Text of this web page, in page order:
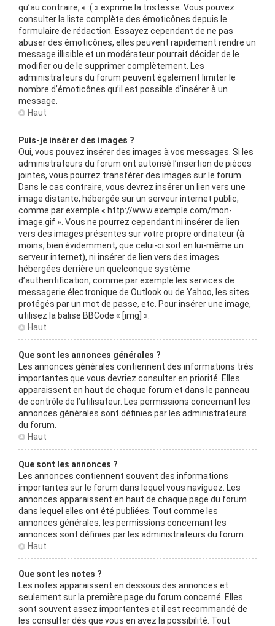
qu’au contraire, « :( » exprime la tristesse. Vous pouvez
consulter la liste complète des émoticônes depuis le
formulaire de rédaction. Essayez cependant de ne pas
abuser des émoticônes, elles peuvent rapidement rendre un
message illisible et un modérateur pourrait décider de le
modifier ou de le supprimer complètement. Les
administrateurs du forum peuvent également limiter le
nombre d’émoticônes qu’il est possible d’insérer à un
message.
Haut
Puis-je insérer des images ?
Oui, vous pouvez insérer des images à vos messages. Si les
administrateurs du forum ont autorisé l’insertion de pièces
jointes, vous pourrez transférer des images sur le forum.
Dans le cas contraire, vous devrez insérer un lien vers une
image distante, hébergée sur un serveur internet public,
comme par exemple « http://www.exemple.com/mon-
image.gif ». Vous ne pourrez cependant ni insérer de lien
vers des images présentes sur votre propre ordinateur (à
moins, bien évidemment, que celui-ci soit en lui-même un
serveur internet), ni insérer de lien vers des images
hébergées derrière un quelconque système
d’authentification, comme par exemple les services de
messagerie électronique de Outlook ou de Yahoo, les sites
protégés par un mot de passe, etc. Pour insérer une image,
utilisez la balise BBCode « [img] ».
Haut
Que sont les annonces générales ?
Les annonces générales contiennent des informations très
importantes que vous devriez consulter en priorité. Elles
apparaissent en haut de chaque forum et dans le panneau
de contrôle de l’utilisateur. Les permissions concernant les
annonces générales sont définies par les administrateurs
du forum.
Haut
Que sont les annonces ?
Les annonces contiennent souvent des informations
importantes sur le forum dans lequel vous naviguez. Les
annonces apparaissent en haut de chaque page du forum
dans lequel elles ont été publiées. Tout comme les
annonces générales, les permissions concernant les
annonces sont définies par les administrateurs du forum.
Haut
Que sont les notes ?
Les notes apparaissent en dessous des annonces et
seulement sur la première page du forum concerné. Elles
sont souvent assez importantes et il est recommandé de
les consulter dès que vous en avez la possibilité. Tout